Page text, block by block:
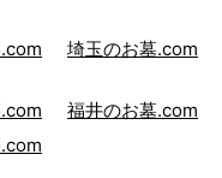
埼玉のお墓.com
福井のお墓.com